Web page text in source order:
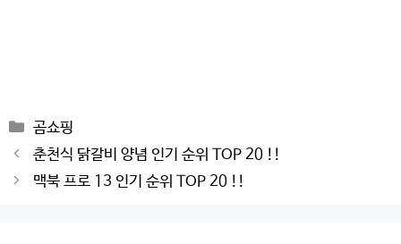
Categories
곰쇼핑
Post
navigation
춘천식 닭갈비 양념 인기 순위 TOP 20 !!
맥북 프로 13 인기 순위 TOP 20 !!